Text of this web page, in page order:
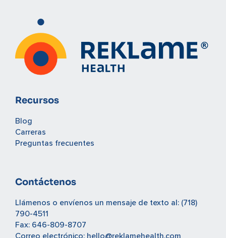
Recursos
Blog
Carreras
Preguntas frecuentes
Contáctenos
Llámenos o envíenos un mensaje de texto al: (718)
790-4511
Fax: 646-809-8707
Correo electrónico: hello@reklamehealth.com